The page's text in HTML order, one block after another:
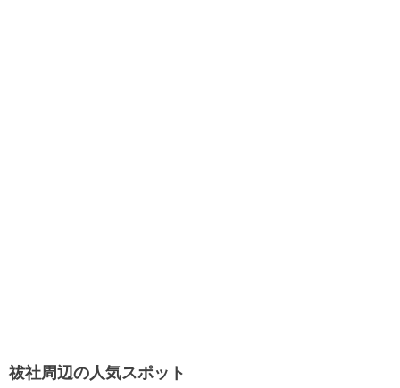
祓社周辺の人気スポット